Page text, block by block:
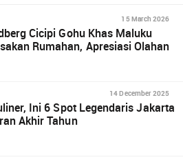
15 March 2026
Cicipi Gohu Khas Maluku
Rumahan, Apresiasi Olahan
14 December 2025
Ini 6 Spot Legendaris Jakarta
Akhir Tahun